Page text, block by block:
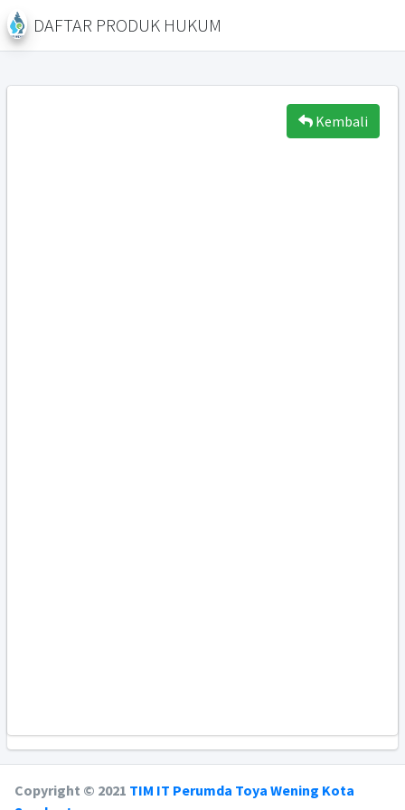
DAFTAR PRODUK HUKUM
Kembali
Copyright © 2021 TIM IT Perumda Toya Wening Kota